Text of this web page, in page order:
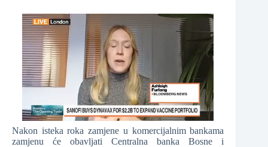
Nakon isteka roka zamjene u komercijalnim bankama
zamjenu će obavljati Centralna banka Bosne i